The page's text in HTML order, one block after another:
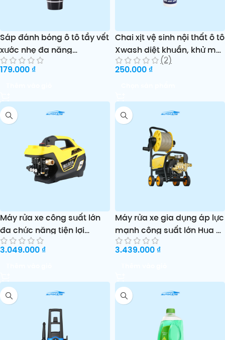
Sáp đánh bóng ô tô tẩy vết
xước nhẹ đa năng
Scratches
179.000 ₫
Chai xịt vệ sinh nội thất ô tô
Xwash diệt khuẩn, khử mùi
– 200ml/500ml
(2)
250.000 ₫
Máy rửa xe công suất lớn
đa chức năng tiện lợi
Kaimao
3.049.000 ₫
Máy rửa xe gia dụng áp lực
mạnh công suất lớn Hua Yi
Wo
3.439.000 ₫